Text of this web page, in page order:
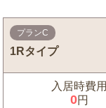
プランC
1Rタイプ
入居時費用
0円